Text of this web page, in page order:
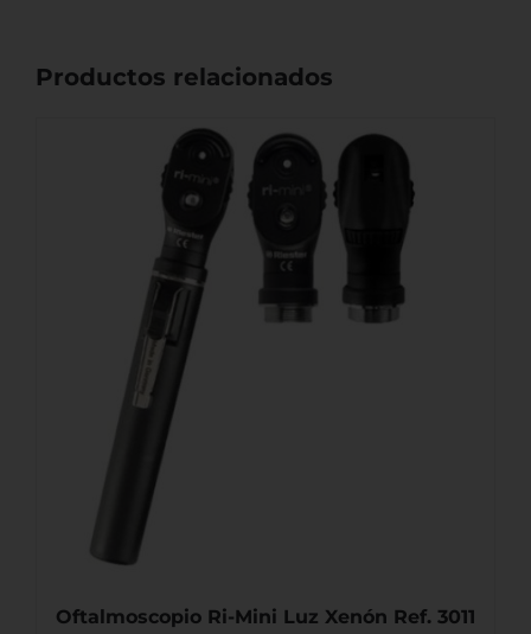
Productos relacionados
Oftalmoscopio Ri-Mini Luz Xenón Ref. 3011